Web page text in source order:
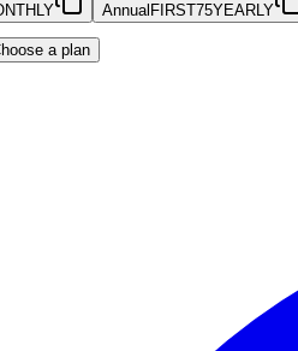
Annual FIRST75YEARLY
a plan